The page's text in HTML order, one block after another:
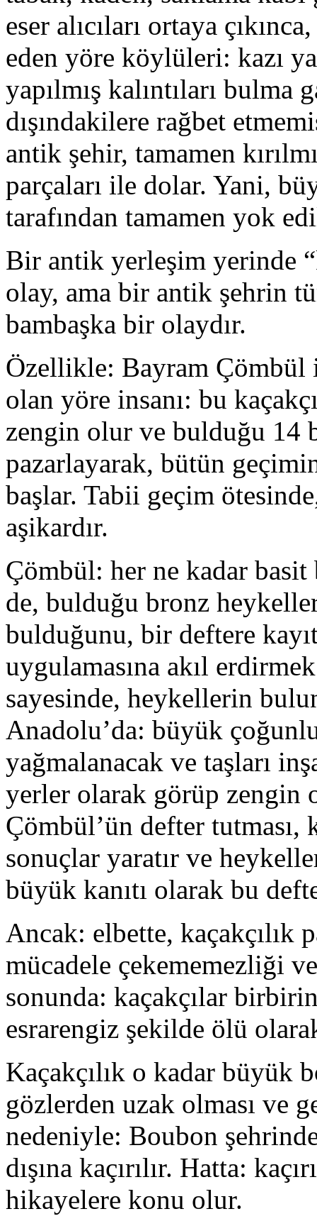
eser alıcıları ortaya
eden yöre köylüleri: kazı
yapılmış kalıntıları
dışındakilere rağbet
antik şehir, tamamen
parçaları ile dolar. Yani,
tarafından tamamen yok
Bir antik yerleşim yerinde
olay, ama bir antik şehrin
bambaşka bir olaydır.
Özellikle: Bayram
olan yöre insanı: bu
zengin olur ve bulduğu 14
pazarlayarak, bütün
başlar. Tabii geçim
aşikardır.
Çömbül: her ne kadar
de, bulduğu bronz
bulduğunu, bir deftere
uygulamasına akıl
sayesinde, heykellerin
Anadolu’da: büyük
yağmalanacak ve taşları
yerler olarak görüp zengin
Çömbül’ün defter tutması,
sonuçlar yaratır ve
büyük kanıtı olarak bu
Ancak: elbette, kaçakçılık
mücadele çekememezliği
sonunda: kaçakçılar
esrarengiz şekilde ölü
Kaçakçılık o kadar büyük
gözlerden uzak olması ve
nedeniyle: Boubon
dışına kaçırılır. Hatta:
hikayelere konu olur.